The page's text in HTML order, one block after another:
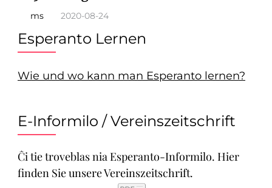
ms 2020-08-24
Esperanto Lernen
Wie und wo kann man Esperanto lernen?
E-Informilo / Vereinszeitschrift
Ĉi tie troveblas nia Esperanto-Informilo. Hier
finden Sie unsere Vereinszeitschrift.